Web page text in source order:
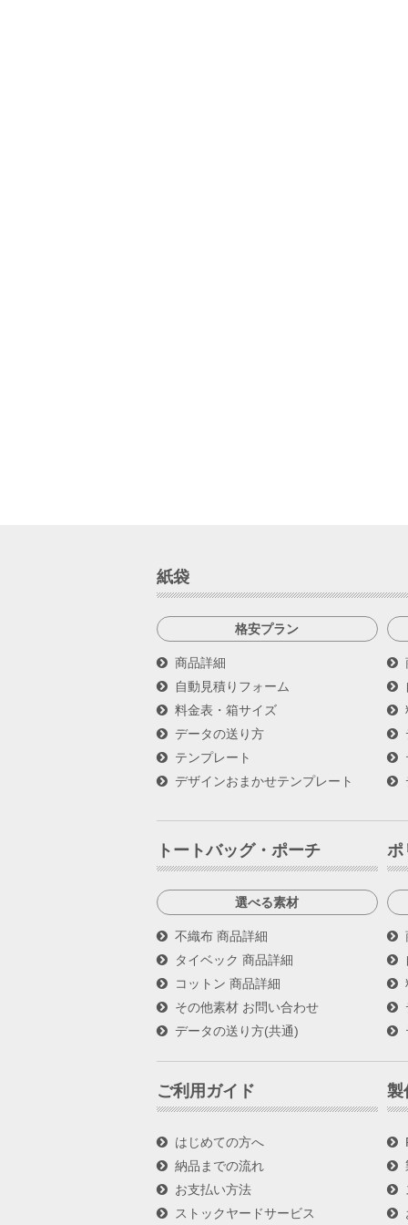
紙袋
格安プラン
商品詳細
自動見積りフォーム
料金表・箱サイズ
データの送り方
テンプレート
デザインおまかせテンプレート
トートバッグ・ポーチ
選べる素材
不織布 商品詳細
タイベック 商品詳細
コットン 商品詳細
その他素材 お問い合わせ
データの送り方(共通)
ポ
ご利用ガイド
はじめての方へ
納品までの流れ
お支払い方法
ストックヤードサービス
製